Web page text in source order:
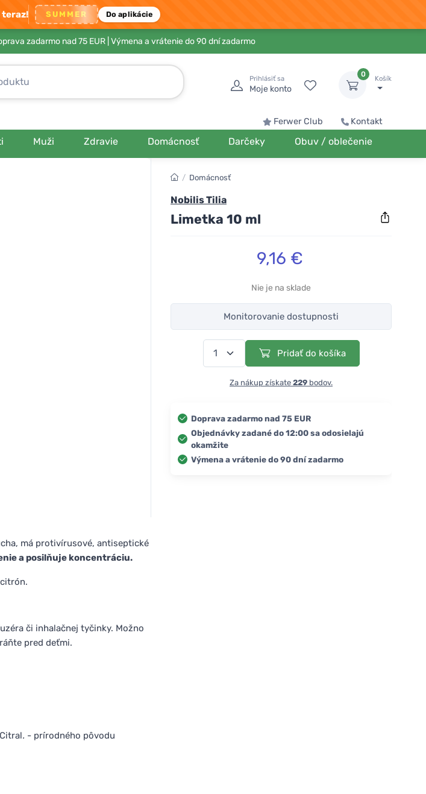
teraz! SUMMER Do aplikácie
zadarmo nad 75 EUR | Výmena a vrátenie do 90 dní zadarmo
Prihlásiť sa
Moje konto
0
Košík
Ferwer Club Kontakt
Muži Zdravie Domácnosť Darčeky Obuv / oblečenie
má protivírusové, antiseptické
a posilňuje koncentráciu.
či inhalačnej tyčinky. Možno
pred deťmi.
. - prírodného pôvodu
/ Domácnosť
Nobilis Tilia
Limetka 10 ml
9,16 €
Nie je na sklade
Monitorovanie dostupnosti
Pridať do košíka
Za nákup získate 229 bodov.
Doprava zadarmo nad 75 EUR
Objednávky zadané do 12:00 sa odosielajú
okamžite
Výmena a vrátenie do 90 dní zadarmo